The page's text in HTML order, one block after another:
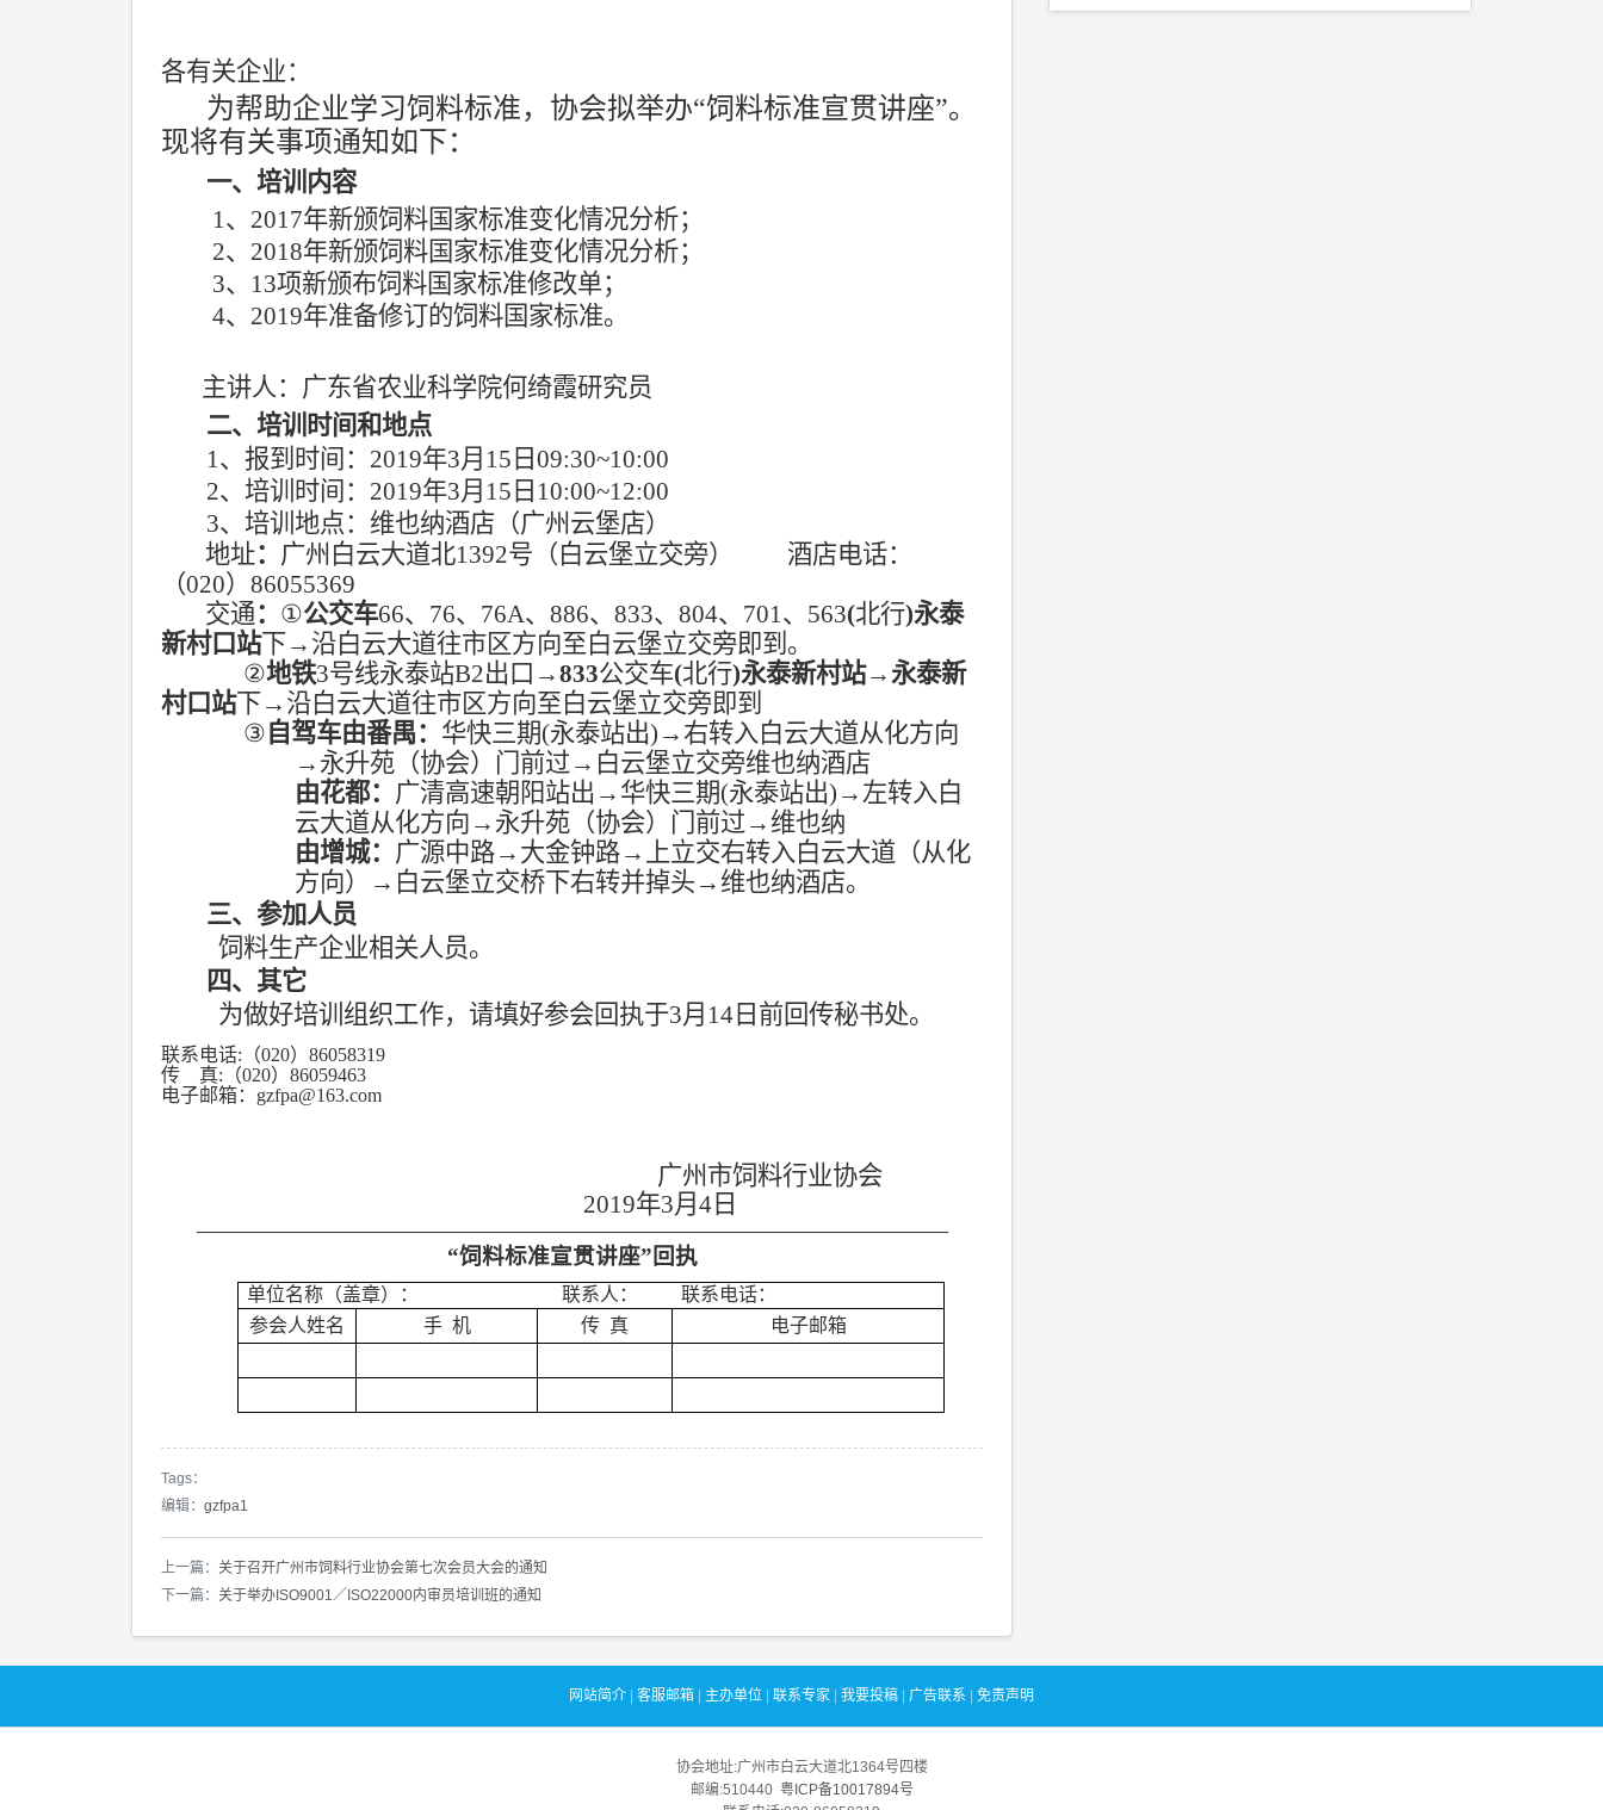
各有关企业：
为帮助企业学习饲料标准，协会拟举办“饲料标准宣贯讲座”。
现将有关事项通知如下：
一、培训内容
1、 2017年新颁饲料国家标准变化情况分析；
2、 2018年新颁饲料国家标准变化情况分析；
3、 13项新颁布饲料国家标准修改单；
4、 2019年准备修订的饲料国家标准。
主讲人：广东省农业科学院何绮霞研究员
二、培训时间和地点
1、报到时间： 2019年3月 15 日09:30~10:00
2、培训时间： 2019年3月 15 日 10:00~12:00
3、培训地点：维也纳酒店（广州云堡店）
地址： 广州白云大道北1392号（白云堡立交旁）
酒店电话：
（020） 86055369
交通： ①公交车66、 76、 76A、886、833、804、 701、 563(北行)永泰
新村口站下 → 沿白云大道往市区方向至白云堡立交旁即到 。
②地铁3号线永泰站B2出口 →833公交车(北行)永泰新村站→永泰新
村口站下 → 沿白云大道往市区方向至白云堡立交旁即到
③ 自驾车由番禺： 华快三期(永泰站出) →右转入白云大道从化方向
→ 永升苑（协会）门前过→ 白云堡立交旁维也纳酒店
由花都： 广清高速朝阳站出 → 华快三期(永泰站出) → 左转入白
云大道从化方向 → 永升苑（协会）门前过→ 维也纳
由增城： 广源中路→ 大金钟路→ 上立交右转入白云大道（从化
方向）
→ 白云堡立交桥下右转并掉头→ 维也纳酒店。
三、参加人员
饲料生产企业相关人员。
四、其它
为做好培训组织工作，请填好参会回执于3月 14日前回传秘书处。
联系电话: （020） 86058319
传
真: （020） 86059463
电子邮箱： gzfpa@163.com
广州市饲料行业协会
2019年3月4 日
——————————————————————————————
“饲料标准宣贯讲座”回执
单位名称（盖章）： 联系人：
联系电话：
参会人姓名
手 机 传 真 电子邮箱
Tags：
编辑： gzfpa1
上一篇： 关于召开广州市饲料行业协会第七次会员大会的通知
下一篇： 关于举办ISO9001／ISO22000内审员培训班的通知
网站简介 | 客服邮箱 | 主办单位 | 联系专家 | 我要投稿 | 广告联系 | 免责声明
协会地址:广州市白云大道北1364号四楼
邮编:510440 粤ICP备10017894号